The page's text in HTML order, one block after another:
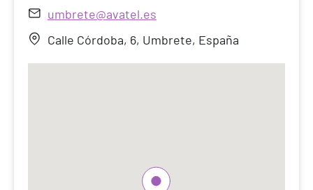
umbrete@avatel.es
Calle Córdoba, 6, Umbrete, España